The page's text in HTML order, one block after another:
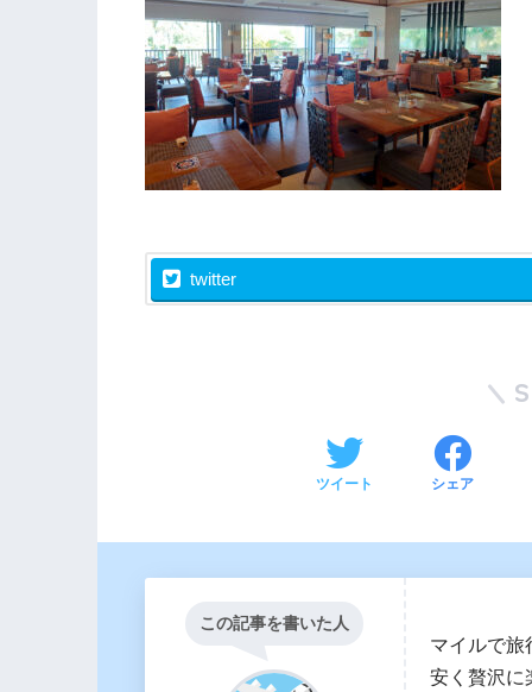
twitter
ツイート シェア
この記事を書いた人
マイルで旅
安く贅沢に